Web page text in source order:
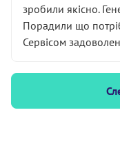
зробили якісно.
Порадили що
Сервісом